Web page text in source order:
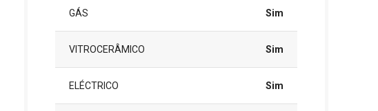
GÁS Sim
VITROCERÂMICO Sim
ELÉCTRICO Sim